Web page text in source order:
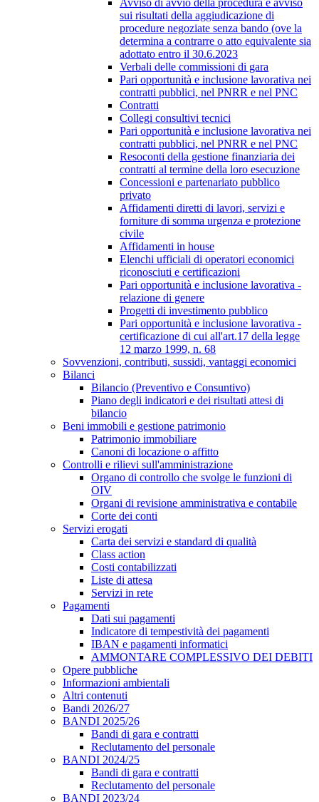
Avviso di avvio della procedura e avviso
sui risultati della aggiudicazione di
procedure negoziate senza bando (ove la
determina a contrarre o atto equivalente sia
adottato entro il 30.6.2023
Verbali delle commissioni di gara
Pari opportunità e inclusione lavorativa nei
contratti pubblici, nel PNRR e nel PNC
Contratti
Collegi consultivi tecnici
Pari opportunità e inclusione lavorativa nei
contratti pubblici, nel PNRR e nel PNC
Resoconti della gestione finanziaria dei
contratti al termine della loro esecuzione
Concessioni e partenariato pubblico
privato
Affidamenti diretti di lavori, servizi e
forniture di somma urgenza e protezione
civile
Affidamenti in house
Elenchi ufficiali di operatori economici
riconosciuti e certificazioni
Pari opportunità e inclusione lavorativa -
relazione di genere
Progetti di investimento pubblico
Pari opportunità e inclusione lavorativa -
certificazione di cui all'art.17 della legge
12 marzo 1999, n. 68
Sovvenzioni, contributi, sussidi, vantaggi economici
Bilanci
Bilancio (Preventivo e Consuntivo)
Piano degli indicatori e dei risultati attesi di
bilancio
Beni immobili e gestione patrimonio
Patrimonio immobiliare
Canoni di locazione o affitto
Controlli e rilievi sull'amministrazione
Organo di controllo che svolge le funzioni di
OIV
Organi di revisione amministrativa e contabile
Corte dei conti
Servizi erogati
Carta dei servizi e standard di qualità
Class action
Costi contabilizzati
Liste di attesa
Servizi in rete
Pagamenti
Dati sui pagamenti
Indicatore di tempestività dei pagamenti
IBAN e pagamenti informatici
AMMONTARE COMPLESSIVO DEI DEBITI
Opere pubbliche
Informazioni ambientali
Altri contenuti
Bandi 2026/27
BANDI 2025/26
Bandi di gara e contratti
Reclutamento del personale
BANDI 2024/25
Bandi di gara e contratti
Reclutamento del personale
BANDI 2023/24